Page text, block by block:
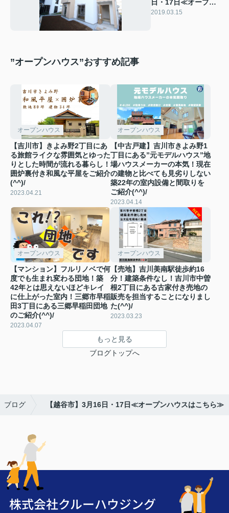
日・17日≪オープン
ハウスはこちら≫
2019.03.15
”オープンハウス”おすすめ記事
オープンハウス
【吉川市】きよみ野2丁目にあ
る旅館ライクな雰囲気とゆった
りとした時間が流れる暮らし！
囲炉裏付き和風な平屋をご紹介
(^^)/
2023.04.21
オープンハウス
【中古戸建】吉川市きよみ野1
丁目にある”元モデルハウス”地
場ハウスメーカーの本気！現在
の建物と比べても見劣りしない
築22年の室内設備と間取りを
ご紹介(^^)/
2023.04.14
オープンハウス
【マンション】フルリノベで何
度でも生まれ変わる団地！築
42年とは思えないほどキレイ
に仕上がった室内！三郷市早稲
田3丁目にある三郷早稲田団地
のご紹介(^^)/
2023.04.07
オープンハウス
【売地】吉川美南駅徒歩約16
分！建築条件なし！吉川市中曽
根2丁目にある古家付き売地の
販売を担当することになりまし
た(^^)/
2023.03.23
もっと見る
ブログトップへ
ブログ 【越谷市】3月16日・17日≪オープンハウスはこちら≫
株式会社クルーハウジング